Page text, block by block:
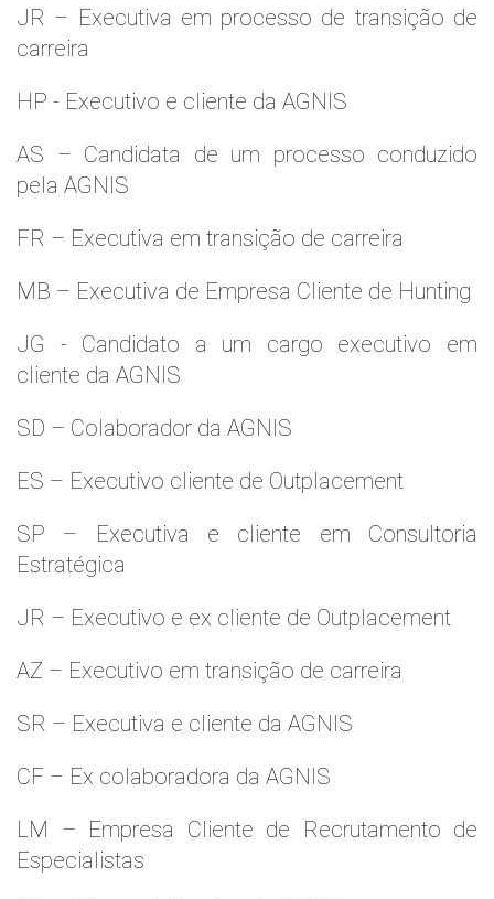
JR – Executiva em processo de transição de
carreira
HP - Executivo e cliente da AGNIS
AS – Candidata de um processo conduzido
pela AGNIS
FR – Executiva em transição de carreira
MB – Executiva de Empresa Cliente de Hunting
JG - Candidato a um cargo executivo em
cliente da AGNIS
SD – Colaborador da AGNIS
ES – Executivo cliente de Outplacement
SP – Executiva e cliente em Consultoria
Estratégica
JR – Executivo e ex cliente de Outplacement
AZ – Executivo em transição de carreira
SR – Executiva e cliente da AGNIS
CF – Ex colaboradora da AGNIS
LM – Empresa Cliente de Recrutamento de
Especialistas